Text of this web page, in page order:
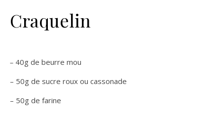
Craquelin
– 40g de beurre mou
– 50g de sucre roux ou cassonade
– 50g de farine